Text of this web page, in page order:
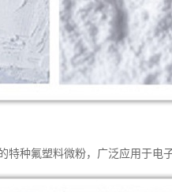
种氟塑料微粉，广泛应用于电